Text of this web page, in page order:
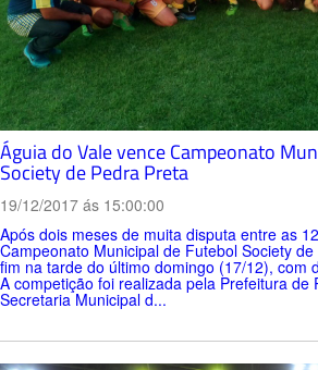
Águia do Vale vence Campeonato
Society de Pedra Preta
19/12/2017 ás 15:00:00
Após dois meses de muita disputa entre as
Campeonato Municipal de Futebol Society
fim na tarde do último domingo (17/12), com
A competição foi realizada pela Prefeitura de
Secretaria Municipal d...